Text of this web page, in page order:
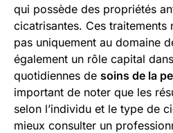
qui possède des propriétés
cicatrisantes. Ces traitements
pas uniquement au domaine
également un rôle capital
quotidiennes de soins de la
important de noter que les
selon l’individu et le type de
mieux consulter un